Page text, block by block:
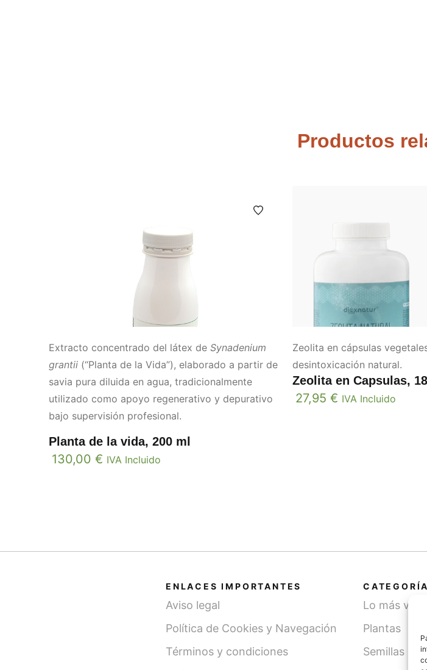
Productos
Extracto concentrado del látex de Synadenium
grantii (“Planta de la Vida”), elaborado a partir de
savia pura diluida en agua, tradicionalmente
utilizado como apoyo regenerativo y depurativo
bajo supervisión profesional.
Planta de la vida, 200 ml
130,00 € IVA Incluido
Zeolita en cápsulas
desintoxicación natural.
Zeolita en Capsulas,
27,95 € IVA Incluido
ENLACES IMPORTANTES
Aviso legal
Política de Cookies y Navegación
Términos y condiciones
Lo más
Plantas
Semillas